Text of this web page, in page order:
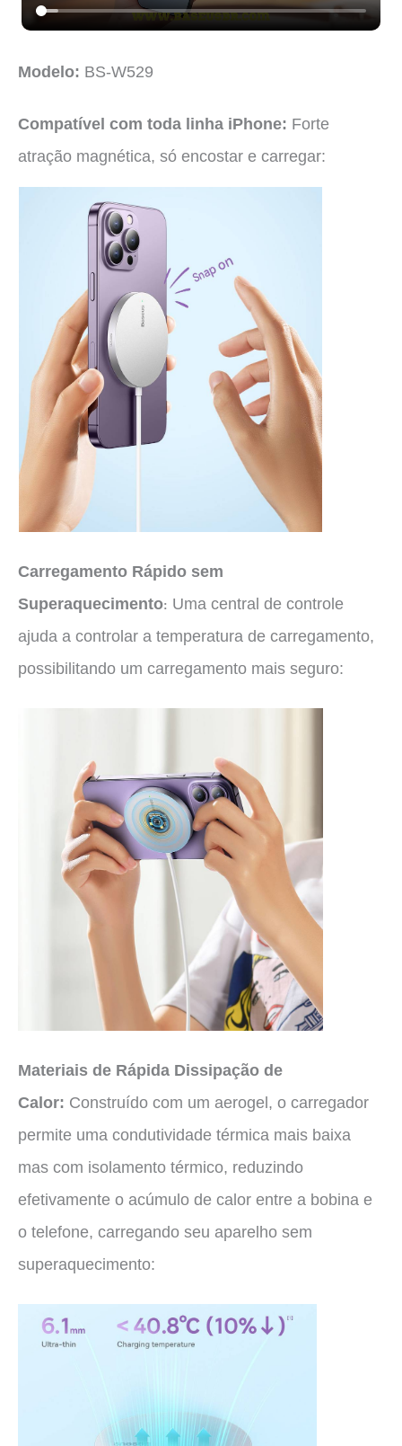
Modelo: BS-W529
Compatível com toda linha iPhone: Forte
atração magnética, só encostar e carregar:
Carregamento Rápido sem
Superaquecimento: Uma central de controle
ajuda a controlar a temperatura de carregamento,
possibilitando um carregamento mais seguro:
Materiais de Rápida Dissipação de
Calor: Construído com um aerogel, o carregador
permite uma condutividade térmica mais baixa
mas com isolamento térmico, reduzindo
efetivamente o acúmulo de calor entre a bobina e
o telefone, carregando seu aparelho sem
superaquecimento: